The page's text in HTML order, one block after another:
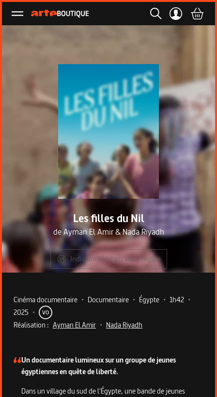
Ouvrir le menu
Les filles du Nil
deAyman El Amir&Nada Riyadh
Indisponible dans votre région
Metadata du programme
Cinéma documentaire • Documentaire • Égypte • 1h42 •
2025 • VO
Réalisation : Ayman El Amir • Nada Riyadh
Un documentaire lumineux sur un groupe de jeunes
égyptiennes en quête de liberté.
Dans un village du sud de l'Égypte, une bande de jeunes